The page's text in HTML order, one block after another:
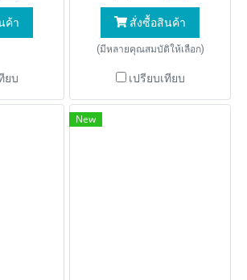
ค้า
ยบ
สั่งซื้อสินค้า
(มีหลายคุณสมบัติให้เลือก)
เปรียบเทียบ
New